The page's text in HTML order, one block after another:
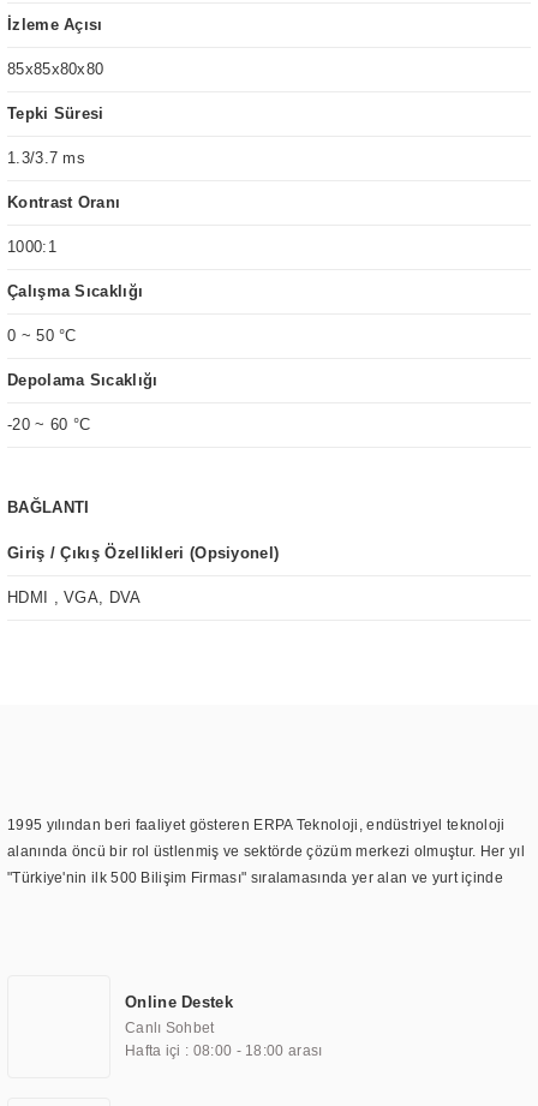
İzleme Açısı
85x85x80x80
Tepki Süresi
1.3/3.7 ms
Kontrast Oranı
1000:1
Çalışma Sıcaklığı
0 ~ 50 °C
Depolama Sıcaklığı
-20 ~ 60 °C
BAĞLANTI
Giriş / Çıkış Özellikleri (Opsiyonel)
HDMI , VGA, DVA
1995 yılından beri faaliyet gösteren ERPA Teknoloji, endüstriyel teknoloji
alanında öncü bir rol üstlenmiş ve sektörde çözüm merkezi olmuştur. Her yıl
"Türkiye'nin ilk 500 Bilişim Firması" sıralamasında yer alan ve yurt içinde
TOCHI markası altında kendi ürettiği ürünlerde kullanmıştır. Günümüzde
TOCHI; videowall, digital signage, kiosk, totem, akıllı durak ekranı, araç içi
ekran, asansör ekranı, digital menüboard, marin ekran, medikal ekran,
Online Destek
Canlı Sohbet
Hafta içi : 08:00 - 18:00 arası